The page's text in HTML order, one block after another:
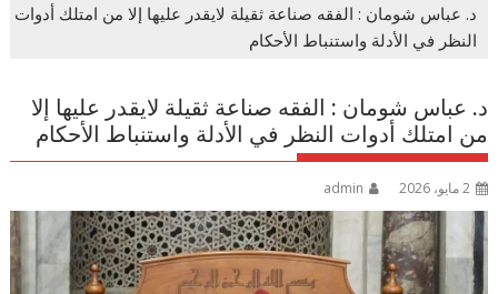
د. عباس شومان : الفقه صناعة ثقيلة لايقدر عليها إلا من امتلك أدوات
النظر في الأدلة واستنباط الأحكام
د. عباس شومان : الفقه صناعة ثقيلة لايقدر عليها إلا
من امتلك أدوات النظر في الأدلة واستنباط الأحكام
2 مايو، 2026 admin